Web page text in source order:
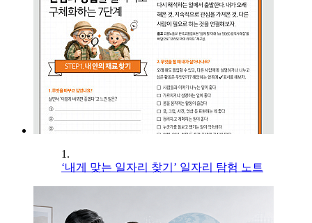
1.
‘내게 맞는 일자리 찾기’ 일자리 탐험 노트